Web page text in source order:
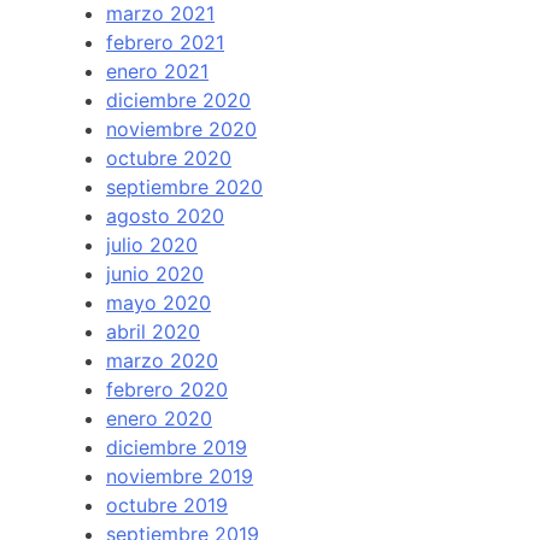
marzo 2021
febrero 2021
enero 2021
diciembre 2020
noviembre 2020
octubre 2020
septiembre 2020
agosto 2020
julio 2020
junio 2020
mayo 2020
abril 2020
marzo 2020
febrero 2020
enero 2020
diciembre 2019
noviembre 2019
octubre 2019
septiembre 2019